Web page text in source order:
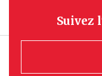
Suivez